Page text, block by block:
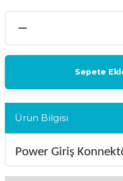
Sepete
Ürün Bilgisi
Power Giriş